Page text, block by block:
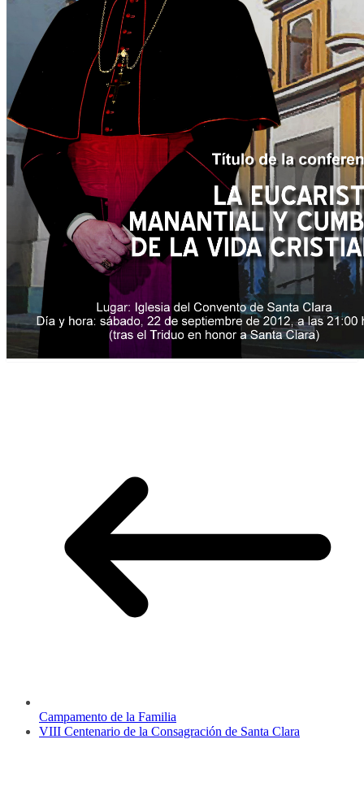
Campamento de la Familia
VIII Centenario de la Consagración de Santa Clara